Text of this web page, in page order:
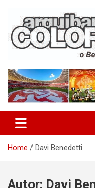
content
Home Davi Benedetti
Autor: Davi